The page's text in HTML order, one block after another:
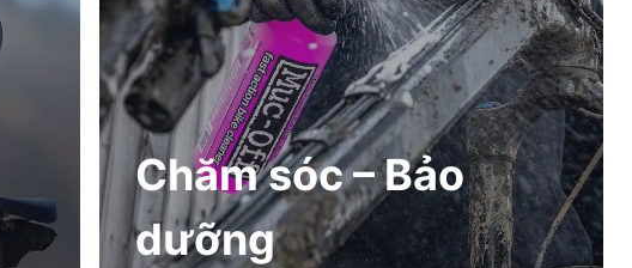
Chăm sóc – Bảo
dưỡng